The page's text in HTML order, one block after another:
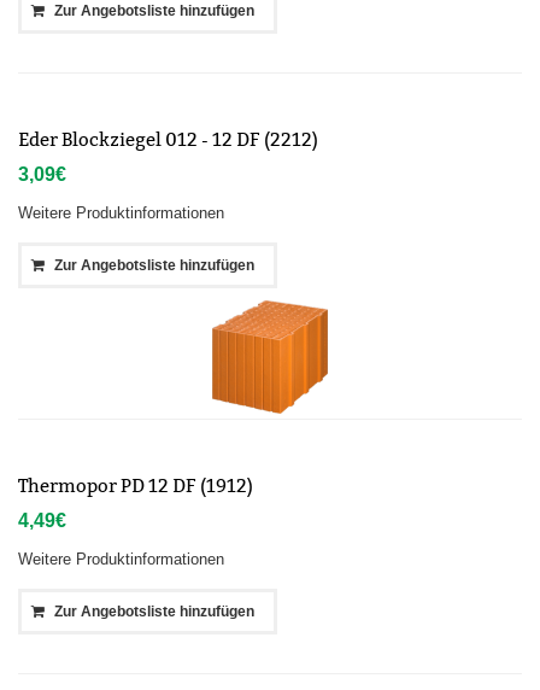
Zur Angebotsliste hinzufügen
Eder Blockziegel 012 - 12 DF (2212)
3,09€
Weitere Produktinformationen
Zur Angebotsliste hinzufügen
Thermopor PD 12 DF (1912)
4,49€
Weitere Produktinformationen
Zur Angebotsliste hinzufügen